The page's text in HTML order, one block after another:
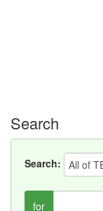
Search
Search:
for